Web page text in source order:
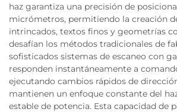
haz garantiza una precisión de
micrómetros, permitiendo la creación
intrincados, textos finos y geometrías
desafían los métodos tradicionales de
sofisticados sistemas de escaneo con
responden instantáneamente a
ejecutando cambios rápidos de
mantienen un enfoque constante del
estable de potencia. Esta capacidad de